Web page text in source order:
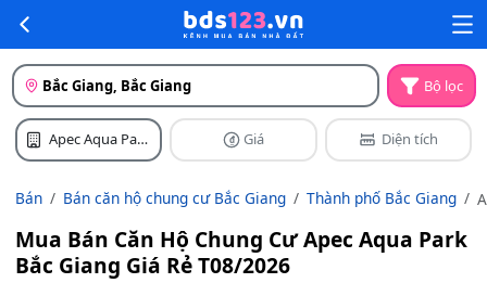
Bắc Giang, Bắc Giang Bộ lọc
Apec Aqua Park
Bắc Giang
Giá Diện tích
Bán Bán căn hộ chung cư Bắc Giang Thành phố Bắc Giang
Mua Bán Căn Hộ Chung Cư Apec Aqua Park
Bắc Giang Giá Rẻ T08/2026